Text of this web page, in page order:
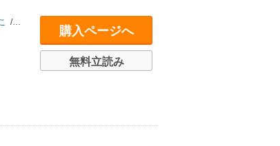
/ 松基羊 マユキ
購入ページへ
無料立読み